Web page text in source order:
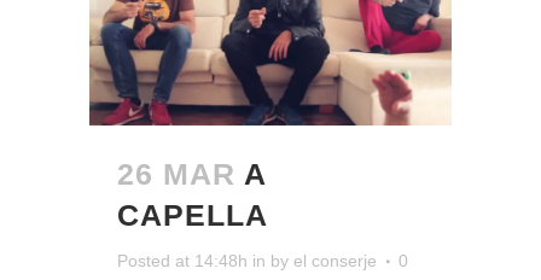
26 MAR A
CAPELLA
Posted at 14:48h in by el conserje
0